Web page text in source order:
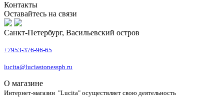
Контакты
Оставайтесь на связи
Санкт-Петербург, Васильевский остров
+7953-376-96-65
lucita@luciastonesspb.ru
О магазине
Интернет-магазин "Lucita" осуществляет свою деятельность